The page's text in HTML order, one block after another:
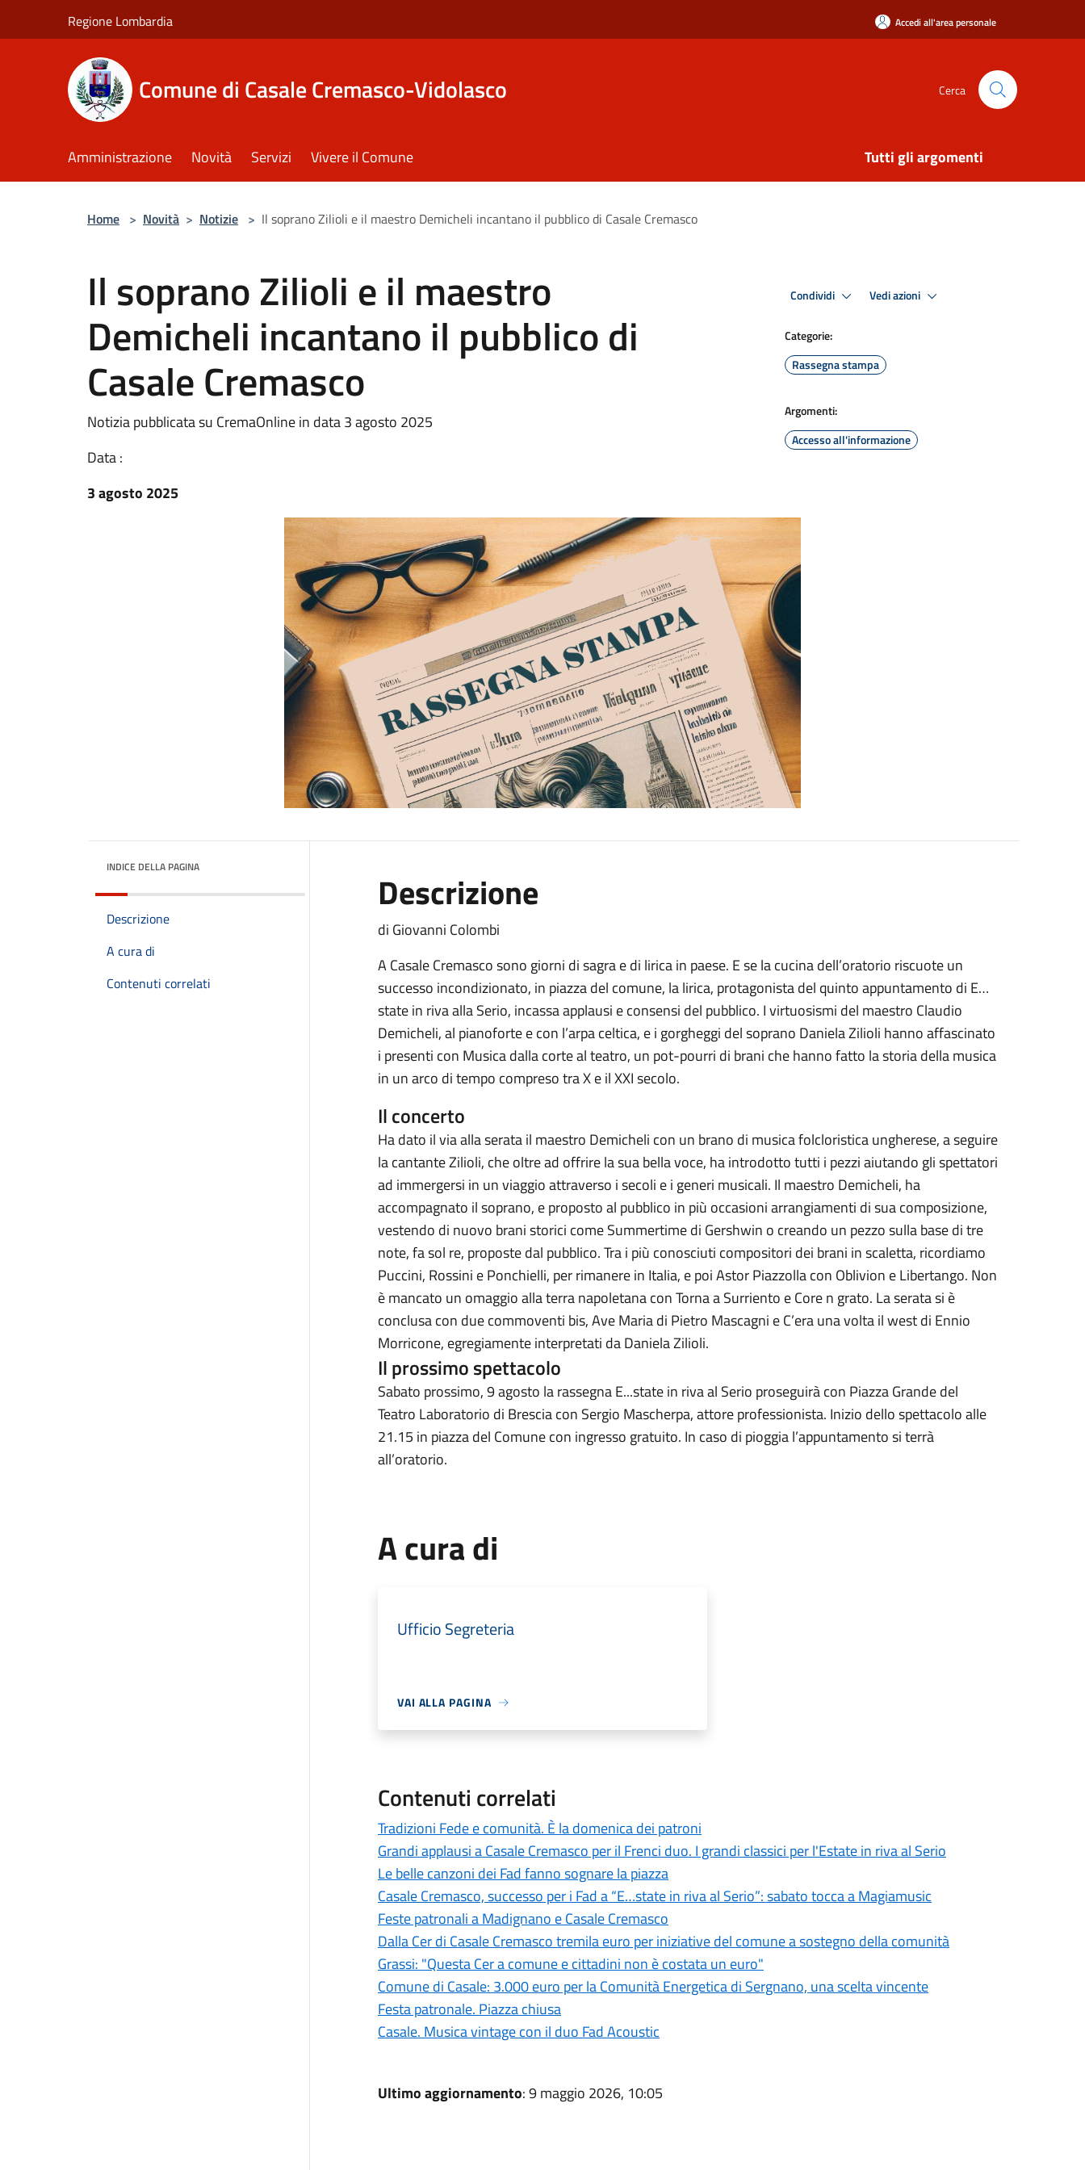
Regione Lombardia Accedi all'area personale
Comune di Casale Cremasco-Vidolasco Cerca
Amministrazione Novità Servizi Vivere il Comune Tutti gli argomenti
Home > Novità > Notizie > Il soprano Zilioli e il maestro Demicheli incantano il pubblico di Casale Cremasco
Il soprano Zilioli e il maestro
Demicheli incantano il pubblico di
Casale Cremasco
Notizia pubblicata su CremaOnline in data 3 agosto 2025
Data :
3 agosto 2025
Condividi Vedi azioni
Categorie:
Rassegna stampa
Argomenti:
Accesso all'informazione
INDICE DELLA PAGINA
Descrizione
A cura di
Contenuti correlati
Descrizione
di Giovanni Colombi
A Casale Cremasco sono giorni di sagra e di lirica in paese. E se la cucina dell’oratorio riscuote un
successo incondizionato, in piazza del comune, la lirica, protagonista del quinto appuntamento di E…
state in riva alla Serio, incassa applausi e consensi del pubblico. I virtuosismi del maestro Claudio
Demicheli, al pianoforte e con l’arpa celtica, e i gorgheggi del soprano Daniela Zilioli hanno affascinato
i presenti con Musica dalla corte al teatro, un pot-pourri di brani che hanno fatto la storia della musica
in un arco di tempo compreso tra X e il XXI secolo.
Il concerto
Ha dato il via alla serata il maestro Demicheli con un brano di musica folcloristica ungherese, a seguire
la cantante Zilioli, che oltre ad offrire la sua bella voce, ha introdotto tutti i pezzi aiutando gli spettatori
ad immergersi in un viaggio attraverso i secoli e i generi musicali. Il maestro Demicheli, ha
accompagnato il soprano, e proposto al pubblico in più occasioni arrangiamenti di sua composizione,
vestendo di nuovo brani storici come Summertime di Gershwin o creando un pezzo sulla base di tre
note, fa sol re, proposte dal pubblico. Tra i più conosciuti compositori dei brani in scaletta, ricordiamo
Puccini, Rossini e Ponchielli, per rimanere in Italia, e poi Astor Piazzolla con Oblivion e Libertango. Non
è mancato un omaggio alla terra napoletana con Torna a Surriento e Core n grato. La serata si è
conclusa con due commoventi bis, Ave Maria di Pietro Mascagni e C’era una volta il west di Ennio
Morricone, egregiamente interpretati da Daniela Zilioli.
Il prossimo spettacolo
Sabato prossimo, 9 agosto la rassegna E...state in riva al Serio proseguirà con Piazza Grande del
Teatro Laboratorio di Brescia con Sergio Mascherpa, attore professionista. Inizio dello spettacolo alle
21.15 in piazza del Comune con ingresso gratuito. In caso di pioggia l’appuntamento si terrà
all’oratorio.
A cura di
Ufficio Segreteria
VAI ALLA PAGINA
Contenuti correlati
Tradizioni Fede e comunità. È la domenica dei patroni
Grandi applausi a Casale Cremasco per il Frenci duo. I grandi classici per l'Estate in riva al Serio
Le belle canzoni dei Fad fanno sognare la piazza
Casale Cremasco, successo per i Fad a “E…state in riva al Serio”: sabato tocca a Magiamusic
Feste patronali a Madignano e Casale Cremasco
Dalla Cer di Casale Cremasco tremila euro per iniziative del comune a sostegno della comunità
Grassi: "Questa Cer a comune e cittadini non è costata un euro"
Comune di Casale: 3.000 euro per la Comunità Energetica di Sergnano, una scelta vincente
Festa patronale. Piazza chiusa
Casale. Musica vintage con il duo Fad Acoustic
Ultimo aggiornamento: 9 maggio 2026, 10:05